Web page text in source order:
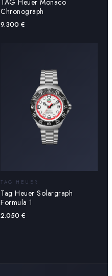
TAG Heuer Monaco
Chronograph
9.300 €
TAG HEUER
Tag Heuer Solargraph
Formula 1
2.050 €